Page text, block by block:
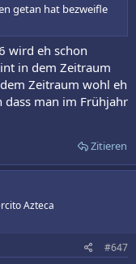
getan hat bezweifle
wird eh schon
in dem Zeitraum
Zeitraum wohl eh
man im Frühjahr
Zitieren
Azteca
#647